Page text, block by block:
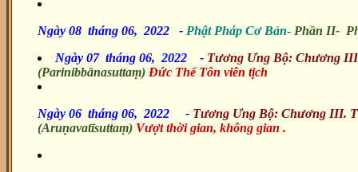
Ngày 08 tháng 06, 2022 - Phật Pháp Cơ Bản-Phần II-
Ngày 07 tháng 06, 2022 - Tương Ưng Bộ: Chương
(Parinibbānasuttaṃ)Đức Thế Tôn viên tịch
Ngày 06 tháng 06, 2022 - Tương Ưng Bộ: Chương III.
(Aruṇavatīsuttaṃ) Vượt thời gian, không gian .